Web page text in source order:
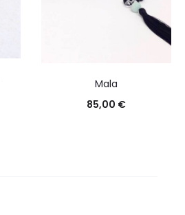
Mala
85,00 €